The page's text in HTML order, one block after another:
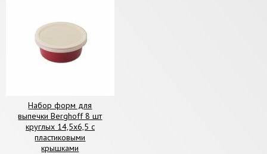
Набор форм для
выпечки Berghoff 8 шт
круглых 14,5х6,5 с
пластиковыми
крышками